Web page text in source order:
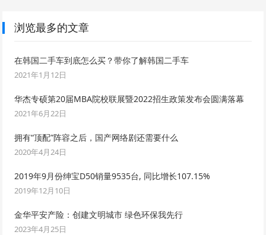
浏览最多的文章
在韩国二手车到底怎么买？带你了解韩国二手车
2021年1月12日
华杰专硕第20届MBA院校联展暨2022招生政策发布会圆满落幕
2021年6月22日
拥有“顶配”阵容之后，国产网络剧还需要什么
2020年4月24日
2019年9月份绅宝D50销量9535台, 同比增长107.15%
2019年12月10日
金华平安产险：创建文明城市 绿色环保我先行
2023年4月25日